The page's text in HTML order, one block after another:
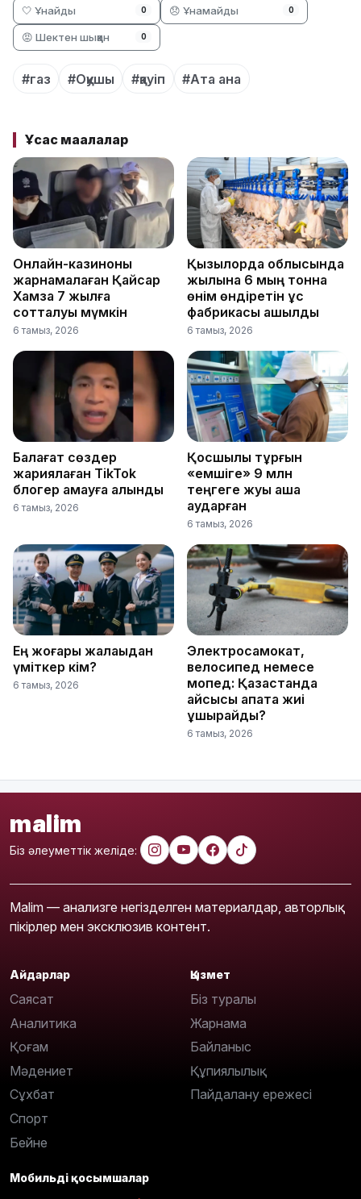
🤍 Ұнайды 0 😞 Ұнамайды 0
😡 Шектен шыққан 0
#газ #Оқушы #қауіп #Ата ана
Ұқсас мақалалар
Онлайн-казиноны
жарнамалаған Қайсар
Хамза 7 жылға
сотталуы мүмкін
6 тамыз, 2026
Қызылорда облысында
жылына 6 мың тонна
өнім өндіретін құс
фабрикасы ашылды
6 тамыз, 2026
Балағат сөздер
жариялаған TikTok
блогер қамауға алынды
6 тамыз, 2026
Қосшылық тұрғын
«емшіге» 9 млн
теңгеге жуық ақша
аударған
6 тамыз, 2026
Ең жоғары жалақыдан
үміткер кім?
6 тамыз, 2026
Электросамокат,
велосипед немесе
мопед: Қазақстанда
қайсысы апатқа жиі
ұшырайды?
6 тамыз, 2026
malim
Біз әлеуметтік желіде:
Malim — анализге негізделген материалдар, авторлық
пікірлер мен эксклюзив контент.
Айдарлар
Саясат
Аналитика
Қоғам
Мәдениет
Сұхбат
Спорт
Бейне
Қызмет
Біз туралы
Жарнама
Байланыс
Құпиялылық
Пайдалану ережесі
Мобильді қосымшалар